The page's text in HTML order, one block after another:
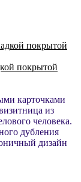
покрытой
карточками
из
человека.
дубления
дизайн